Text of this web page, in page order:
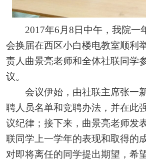
2017年6月8日中午， 我院一
会换届在西区小白楼电教室顺利
责人曲景亮老师和全体社联同学
议。
会议伊始， 由社联主席张一
聘人员名单和竞聘办法，并在此
议纪律；接下来， 曲景亮老师发
联同学上一学年的表现和取得的
对即将离任的同学提出期望，希